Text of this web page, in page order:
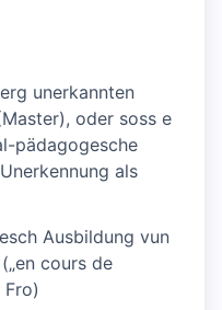
unerkannten
oder soss e
pädagogesche
als
Ausbildung vun
cours de